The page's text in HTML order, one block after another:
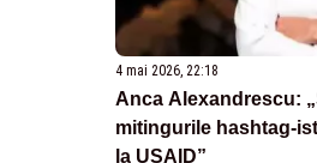
4 mai 2026, 22:18
Anca Alexandrescu:
mitingurile hashtag-
la USAID”